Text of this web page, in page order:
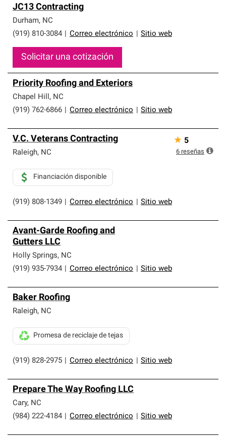
JC13 Contracting
Durham, NC
(919) 810-3084
Correo electrónico Sitio web
Solicitar una cotización
Priority Roofing and Exteriors
Chapel Hill, NC
(919) 762-6866
Correo electrónico Sitio web
V.C. Veterans Contracting
Raleigh, NC
(919) 808-1349 Correo electrónico Sitio web
Financiación disponible
★ 5
6 reseñas
Avant-Garde Roofing and
Gutters LLC
Holly Springs, NC
(919) 935-7934
Correo electrónico Sitio web
Baker Roofing
Raleigh, NC
(919) 828-2975 Correo electrónico Sitio web
Promesa de reciclaje de tejas
Prepare The Way Roofing LLC
Cary, NC
(984) 222-4184
Correo electrónico Sitio web